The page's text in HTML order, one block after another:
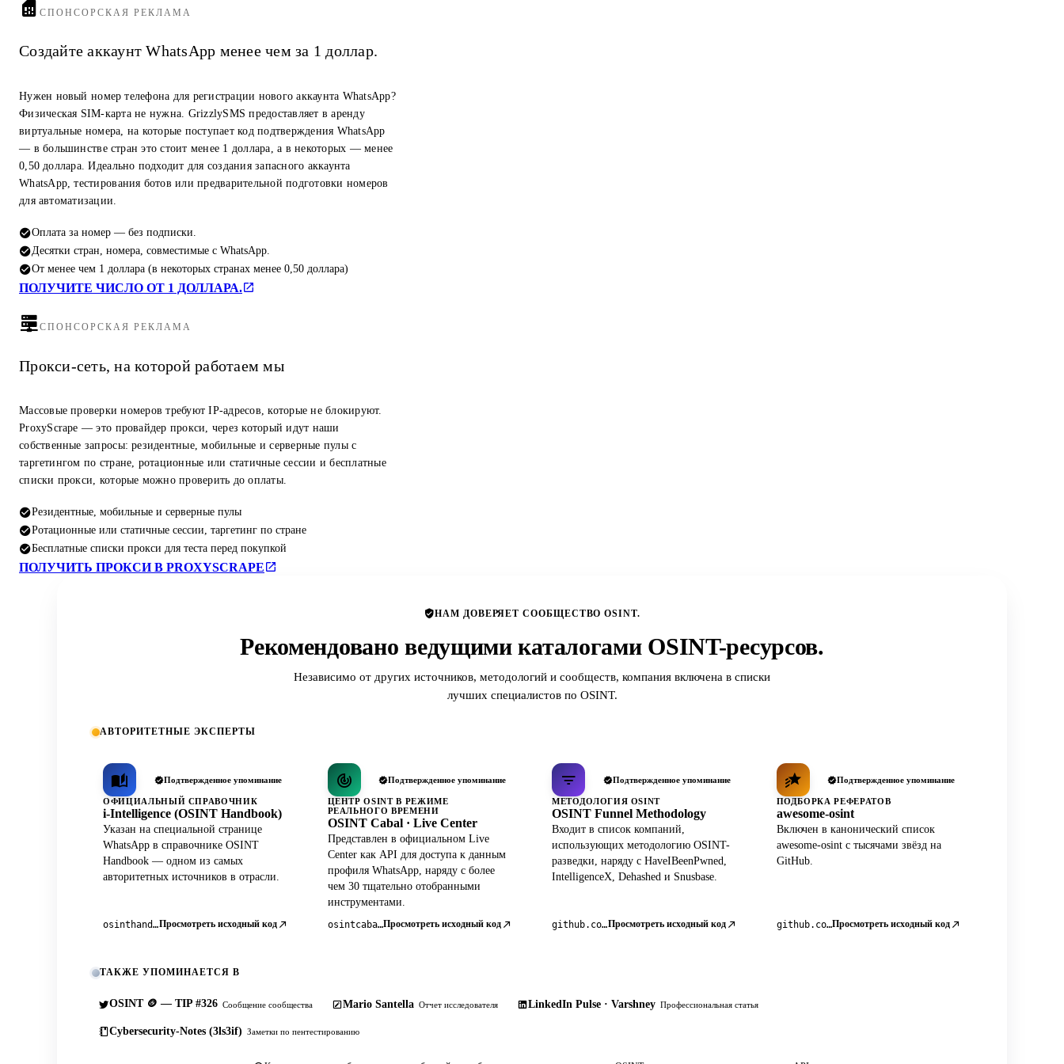
СПОНСОРСКАЯ РЕКЛАМА
Создайте аккаунт WhatsApp менее чем за 1 доллар.
Нужен новый номер телефона для регистрации нового аккаунта WhatsApp?
Физическая SIM-карта не нужна. GrizzlySMS предоставляет в аренду
виртуальные номера, на которые поступает код подтверждения WhatsApp
— в большинстве стран это стоит менее 1 доллара, а в некоторых — менее
0,50 доллара. Идеально подходит для создания запасного аккаунта
WhatsApp, тестирования ботов или предварительной подготовки номеров
для автоматизации.
Оплата за номер — без подписки.
Десятки стран, номера, совместимые с WhatsApp.
От менее чем 1 доллара (в некоторых странах менее 0,50 доллара)
ПОЛУЧИТЕ ЧИСЛО ОТ 1 ДОЛЛАРА.
СПОНСОРСКАЯ РЕКЛАМА
Прокси-сеть, на которой работаем мы
Массовые проверки номеров требуют IP-адресов, которые не блокируют.
ProxyScrape — это провайдер прокси, через который идут наши
собственные запросы: резидентные, мобильные и серверные пулы с
таргетингом по стране, ротационные или статичные сессии и бесплатные
списки прокси, которые можно проверить до оплаты.
Резидентные, мобильные и серверные пулы
Ротационные или статичные сессии, таргетинг по стране
Бесплатные списки прокси для теста перед покупкой
ПОЛУЧИТЬ ПРОКСИ В PROXYSCRAPE
НАМ ДОВЕРЯЕТ СООБЩЕСТВО OSINT.
Рекомендовано ведущими каталогами OSINT-ресурсов.
Независимо от других источников, методологий и сообществ, компания включена в списки
лучших специалистов по OSINT.
АВТОРИТЕТНЫЕ ЭКСПЕРТЫ
Подтвержденное упоминание
ОФИЦИАЛЬНЫЙ СПРАВОЧНИК
i-Intelligence (OSINT Handbook)
Указан на специальной странице
WhatsApp в справочнике OSINT
Handbook — одном из самых
авторитетных источников в отрасли.
osinthandbook.comПросмотреть исходный код
Подтвержденное упоминание
ЦЕНТР OSINT В РЕЖИМЕ
РЕАЛЬНОГО ВРЕМЕНИ
OSINT Cabal · Live Center
Представлен в официальном Live
Center как API для доступа к данным
профиля WhatsApp, наряду с более
чем 30 тщательно отобранными
инструментами.
osintcabal.orgПросмотреть исходный код
Подтвержденное упоминание
МЕТОДОЛОГИЯ OSINT
OSINT Funnel Methodology
Входит в список компаний,
использующих методологию OSINT-
разведки, наряду с HaveIBeenPwned,
IntelligenceX, Dehashed и Snusbase.
github.com/pdudotdev/ofmПросмотреть исходный код
Подтвержденное упоминание
ПОДБОРКА РЕФЕРАТОВ
awesome-osint
Включен в канонический список
awesome-osint с тысячами звёзд на
GitHub.
github.com/jivoi/awesome-osintПросмотреть исходный код
ТАКЖЕ УПОМИНАЕТСЯ В
OSINT 🪙 — TIP #326 Сообщение сообщества Mario Santella Отчет исследователя LinkedIn Pulse · Varshney Профессиональная статья
Cybersecurity-Notes (3ls3if) Заметки по пентестированию